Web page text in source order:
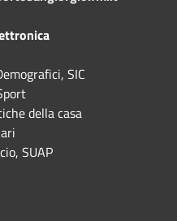
SIC
della casa
SUAP